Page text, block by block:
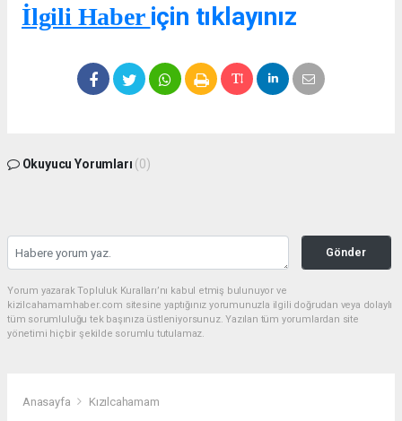
İlgili Haber için tıklayınız
Okuyucu Yorumları (0)
Gönder
Yorum yazarak Topluluk Kuralları’nı kabul etmiş bulunuyor ve
kizilcahamamhaber.com sitesine yaptığınız yorumunuzla ilgili doğrudan veya dolaylı
tüm sorumluluğu tek başınıza üstleniyorsunuz. Yazılan tüm yorumlardan site
yönetimi hiçbir şekilde sorumlu tutulamaz.
Anasayfa Kızılcahamam